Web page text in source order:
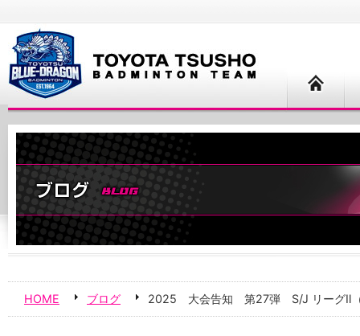
HOME ブログ 2025 大会告知 第27弾 S/J リーグⅡ（